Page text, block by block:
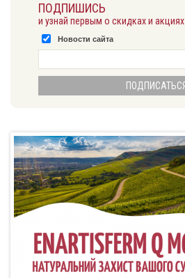
ПОДПИШИСЬ
и узнай первым о скидках и акциях
Новости сайта